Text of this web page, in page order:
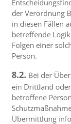
der Verordnung
in diesen Fällen
betreffende
Folgen einer
Person.
8.2. Bei der
ein Drittland
betroffene
Übermittlung